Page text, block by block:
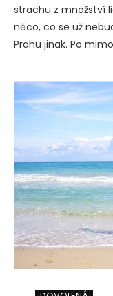
strachu z množství
něco, co se už
Prahu jinak. Po